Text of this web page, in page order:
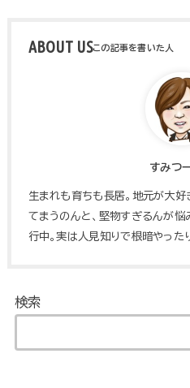
ABOUT US
すみつ
生まれも育ちも長居。地元が大好
てまうのんと、堅物すぎるんが悩
行中。実は人見知りで根暗やった
検索